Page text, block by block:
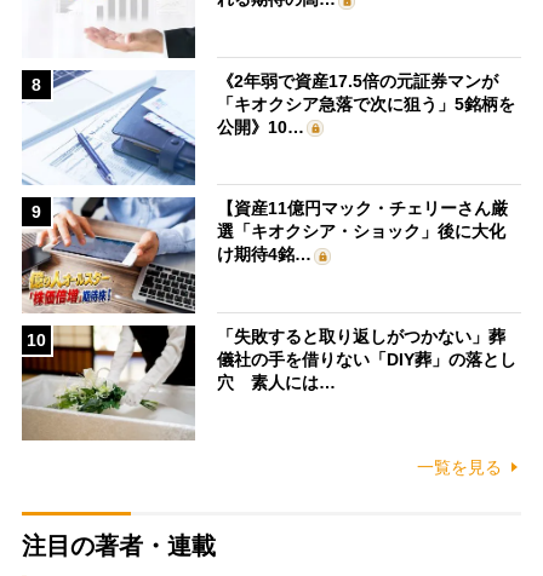
8
《2年弱で資産17.5倍の元証券マンが
「キオクシア急落で次に狙う」5銘柄を
公開》10…
9
【資産11億円マック・チェリーさん厳
選「キオクシア・ショック」後に大化
け期待4銘…
10
「失敗すると取り返しがつかない」葬
儀社の手を借りない「DIY葬」の落とし
穴 素人には…
一覧を見る
注目の著者・連載